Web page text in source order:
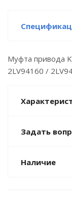
Муфта привода
2LV94160 /
Задать
Наличие